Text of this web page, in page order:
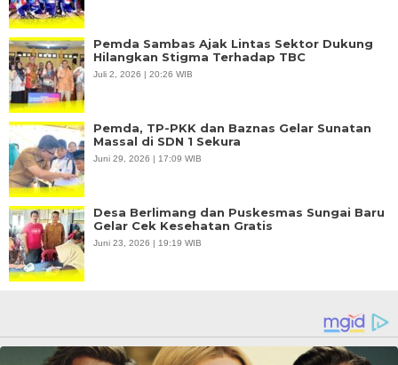
Pemda Sambas Ajak Lintas Sektor Dukung
Hilangkan Stigma Terhadap TBC
Juli 2, 2026 | 20:26 WIB
Pemda, TP-PKK dan Baznas Gelar Sunatan
Massal di SDN 1 Sekura
Juni 29, 2026 | 17:09 WIB
Desa Berlimang dan Puskesmas Sungai Baru
Gelar Cek Kesehatan Gratis
Juni 23, 2026 | 19:19 WIB